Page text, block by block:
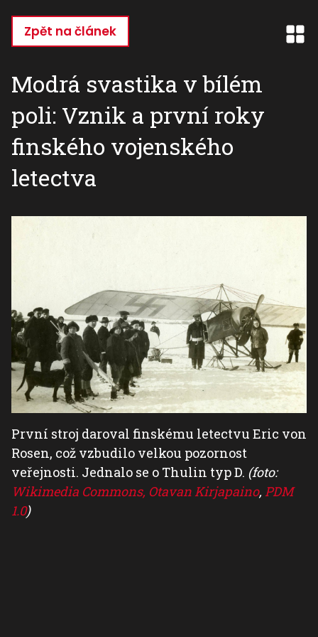
hlavnímu
Zpět na článek
Modrá svastika v bílém
poli: Vznik a první roky
finského vojenského
letectva
První stroj daroval finskému letectvu Eric von
Rosen, což vzbudilo velkou pozornost
veřejnosti. Jednalo se o Thulin typ D. (foto:
Wikimedia Commons, Otavan Kirjapaino,PDM
1.0)